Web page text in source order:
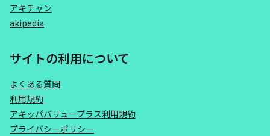
アキチャン
akipedia
サイトの利用について
よくある質問
利用規約
アキッパバリュープラス利用規約
プライバシーポリシー